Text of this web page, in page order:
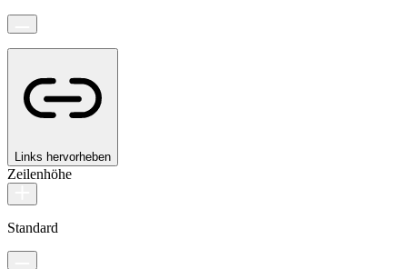
Links hervorheben
Zeilenhöhe
Standard